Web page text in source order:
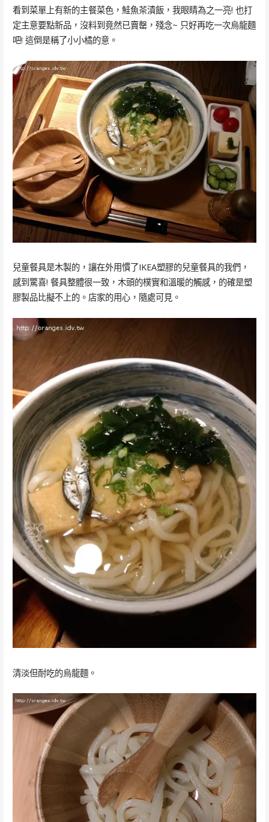
看到菜單上有新的主餐菜色，鮭魚茶漬飯，我眼睛為之一亮! 也打
定主意要點新品，沒料到竟然已賣罄，殘念~ 只好再吃一次烏龍麵
吧! 這倒是稱了小小橘的意。
兒童餐具是木製的，讓在外用慣了IKEA塑膠的兒童餐具的我們，
感到驚喜! 餐具整體很一致，木頭的樸實和溫暖的觸感，的確是塑
膠製品比擬不上的。店家的用心，隨處可見。
清淡但耐吃的烏龍麵。